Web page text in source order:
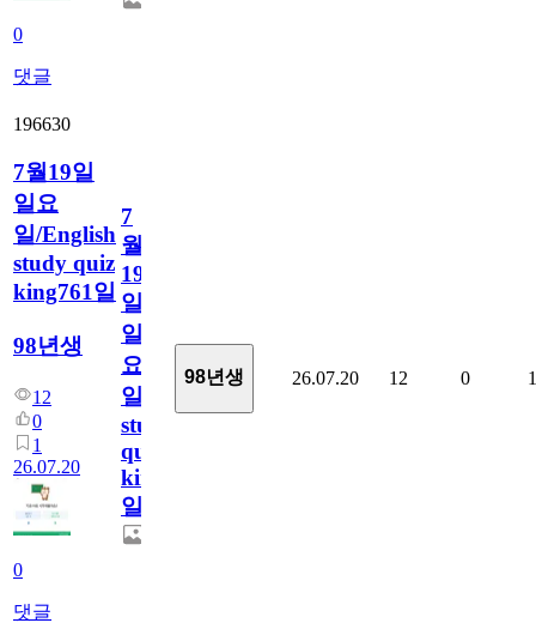
0
댓글
196630
7월19일
일요
일/English
study quiz
king761일
98년생
12
0
1
26.07.20
0
댓글
7
월
19
일
일
요
일/English
study
quiz
king761
일
98년생 26.07.20 12 0 1